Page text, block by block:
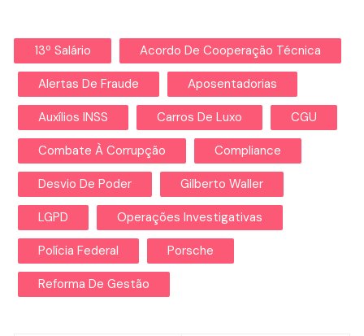
13º Salário Acordo De Cooperação Técnica
Alertas De Fraude Aposentadorias
Auxílios INSS Carros De Luxo CGU
Combate À Corrupção Compliance
Desvio De Poder Gilberto Waller
LGPD Operações Investigativas
Polícia Federal Porsche
Reforma De Gestão